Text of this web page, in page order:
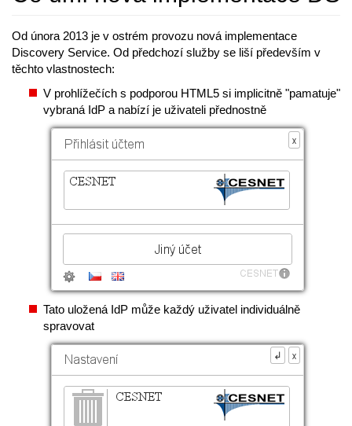
Od února 2013 je v ostrém provozu nová implementace
Discovery Service. Od předchozí služby se liší především v
těchto vlastnostech:
V prohlížečích s podporou HTML5 si implicitně "pamatuje"
vybraná IdP a nabízí je uživateli přednostně
Tato uložená IdP může každý uživatel individuálně
spravovat